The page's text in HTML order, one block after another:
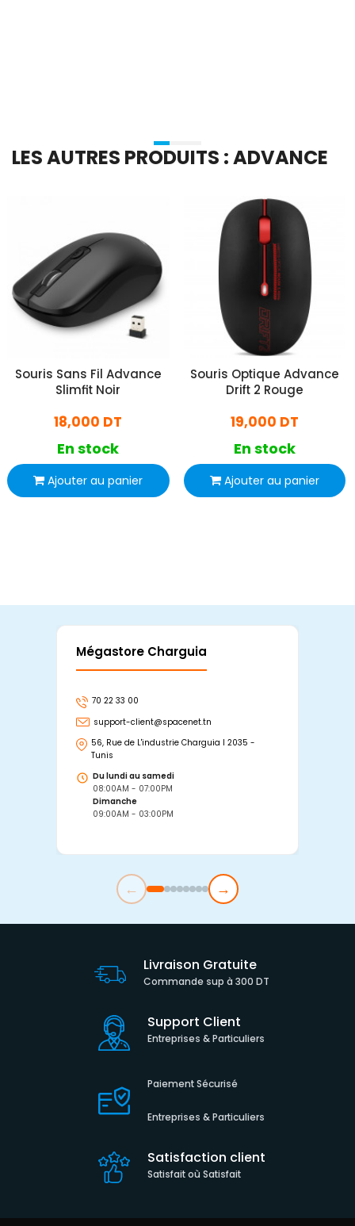
LES AUTRES PRODUITS : ADVANCE
Souris Sans Fil Advance
Slimfit Noir
18,000 DT
En stock
Ajouter au panier
Souris Optique Advance
Drift 2 Rouge
19,000 DT
En stock
Ajouter au panier
Mégastore Charguia
70 22 33 00
support-client@spacenet.tn
56, Rue de L'industrie Charguia I 2035 -
Tunis
Du lundi au samedi
08:00AM - 07:00PM
Dimanche
09:00AM - 03:00PM
← →
Livraison Gratuite
Commande sup à 300 DT
Support Client
Entreprises & Particuliers
Paiement Sécurisé
Entreprises & Particuliers
Satisfaction client
Satisfait où Satisfait